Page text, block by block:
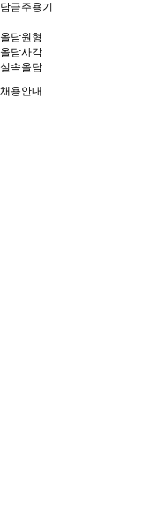
담금주용기
올담원형
올담사각
실속올담
채용안내